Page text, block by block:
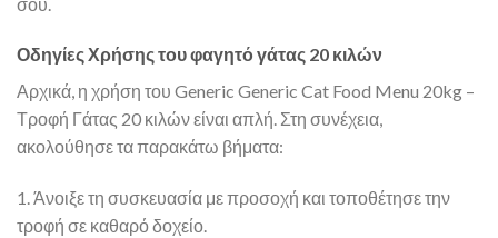
Οδηγίες Χρήσης του φαγητό γάτας 20 κιλών
Αρχικά, η χρήση του Generic Generic Cat Food Menu 20kg –
Τροφή Γάτας 20 κιλών είναι απλή. Στη συνέχεια,
ακολούθησε τα παρακάτω βήματα:
1. Άνοιξε τη συσκευασία με προσοχή και τοποθέτησε την
τροφή σε καθαρό δοχείο.